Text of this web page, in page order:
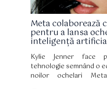
Meta colaborează
pentru a lansa
inteligență
Kylie Jenner face
tehnologie semnând o
noilor ochelari